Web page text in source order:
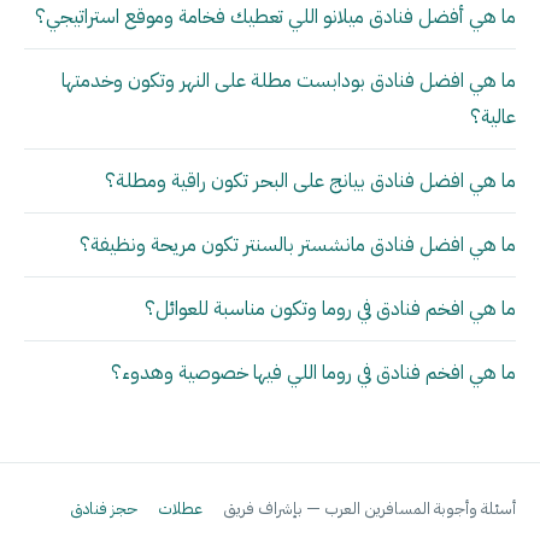
ما هي أفضل فنادق ميلانو اللي تعطيك فخامة وموقع استراتيجي؟
ما هي افضل فنادق بودابست مطلة على النهر وتكون وخدمتها
عالية؟
ما هي افضل فنادق بيانج على البحر تكون راقية ومطلة؟
ما هي افضل فنادق مانشستر بالسنتر تكون مريحة ونظيفة؟
ما هي افخم فنادق في روما وتكون مناسبة للعوائل؟
ما هي افخم فنادق في روما اللي فيها خصوصية وهدوء؟
أسئلة وأجوبة المسافرين العرب — بإشراف فريق عطلات حجز فنادق